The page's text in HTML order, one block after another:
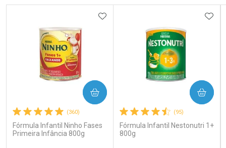
(360)
Fórmula Infantil Ninho Fases
Primeira Infância 800g
ADICIONAR AOS FAVORITOS
COMPRAR
(95)
Fórmula Infantil Nestonutri 1+
800g
COMPRAR